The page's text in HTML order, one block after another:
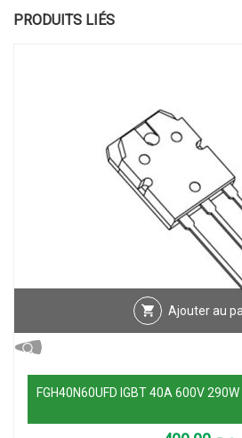
PRODUITS LIÉS
Ajouter au
FGH40N60UFD IGBT 40A 600V